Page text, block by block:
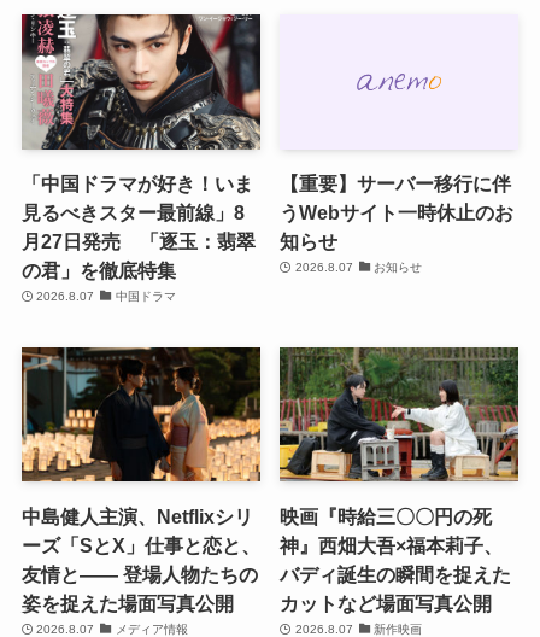
「中国ドラマが好き！いま
見るべきスター最前線」8
月27日発売 「逐玉：翡翠
の君」を徹底特集
2026.8.07 中国ドラマ
【重要】サーバー移行に伴
うWebサイト一時休止のお
知らせ
2026.8.07 お知らせ
中島健人主演、Netflixシリ
ーズ「SとX」仕事と恋と、
友情と―― 登場人物たちの
姿を捉えた場面写真公開
2026.8.07 メディア情報
映画『時給三〇〇円の死
神』西畑大吾×福本莉子、
バディ誕生の瞬間を捉えた
カットなど場面写真公開
2026.8.07 新作映画